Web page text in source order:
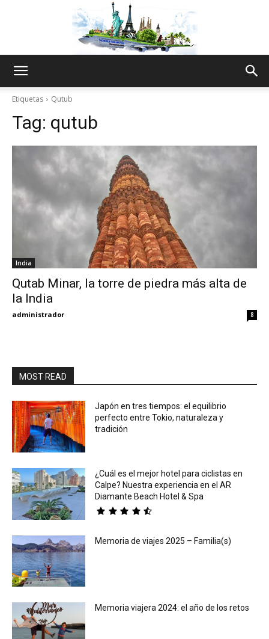
Thru
My
Etiquetas Qutub
Tag: qutub
India
Qutab Minar, la torre de piedra más alta de
la India
administrador 8
MOST READ
Japón en tres tiempos: el equilibrio
perfecto entre Tokio, naturaleza y
tradición
¿Cuál es el mejor hotel para ciclistas en
Calpe? Nuestra experiencia en el AR
Diamante Beach Hotel & Spa
Memoria de viajes 2025 – Familia(s)
Memoria viajera 2024: el año de los retos